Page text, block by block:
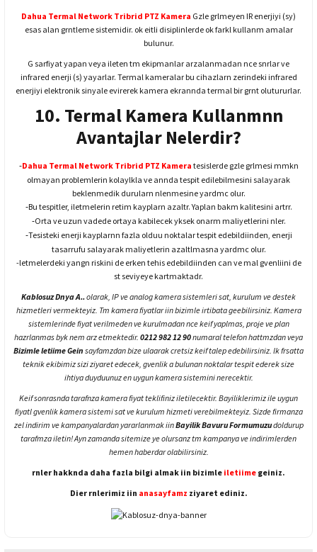
Dahua Termal Network Tribrid PTZ Kamera Gzle grlmeyen IR enerjiyi (sy)
esas alan grntleme sistemidir. ok eitli disiplinlerde ok farkl kullanm amalar
bulunur.
G sarfiyat yapan veya ileten tm ekipmanlar arzalanmadan nce snrlar ve
infrared enerji (s) yayarlar. Termal kameralar bu cihazlarn zerindeki infrared
enerjiyi elektronik sinyale evirerek kamera ekrannda termal bir grnt olutururlar.
10. Termal Kamera Kullanmnn
Avantajlar Nelerdir?
-Dahua Termal Network Tribrid PTZ Kamera tesislerde gzle grlmesi mmkn
olmayan problemlerin kolaylkla ve annda tespit edilebilmesini salayarak
beklenmedik durularn nlenmesine yardmc olur.
-Bu tespitler, iletmelerin retim kayplarn azaltr. Yaplan bakm kalitesini artrr.
-Orta ve uzun vadede ortaya kabilecek yksek onarm maliyetlerini nler.
-Tesisteki enerji kayplarnn fazla olduu noktalar tespit edebildiinden, enerji
tasarrufu salayarak maliyetlerin azaltlmasna yardmc olur.
-letmelerdeki yangn riskini de erken tehis edebildiinden can ve mal gvenliini de
st seviyeye kartmaktadr.
Kablosuz Dnya A..olarak, IP ve analog kamera sistemleri sat, kurulum ve destek
hizmetleri vermekteyiz. Tm kamera fiyatlar iin bizimle irtibata geebilirsiniz. Kamera
sistemlerinde fiyat verilmeden ve kurulmadan nce keif yaplmas, proje ve plan
hazrlanmas byk nem arz etmektedir. 0212 982 12 90numaral telefon hattmzdan veya
Bizimle letiime Gein sayfamzdan bize ulaarak cretsiz keif talep edebilirsiniz. lk frsatta
teknik ekibimiz sizi ziyaret edecek, gvenlik a bulunan noktalar tespit ederek size
ihtiya duyduunuz en uygun kamera sistemini nerecektir.
Keif sonrasnda tarafnza kamera fiyat teklifiniz iletilecektir. Bayiliklerimiz ile uygun
fiyatl gvenlik kamera sistemi sat ve kurulum hizmeti verebilmekteyiz. Sizde firmanza
zel indirim ve kampanyalardan yararlanmak iinBayilik Bavuru Formumuzudoldurup
tarafmza iletin! Ayn zamanda sitemize ye olursanz tm kampanya ve indirimlerden
hemen haberdar olabilirsiniz.
rnler hakknda daha fazla bilgi almak iin bizimle iletiime geiniz.
Dier rnlerimiz iin anasayfamz ziyaret ediniz.